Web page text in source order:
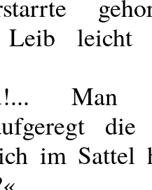
Leib leicht
Man
die
im Sattel